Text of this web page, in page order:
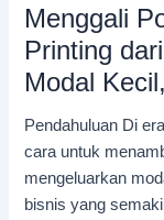
Menggali
Printing
Modal
Pendahuluan Di
cara untuk
mengeluarkan
bisnis yang